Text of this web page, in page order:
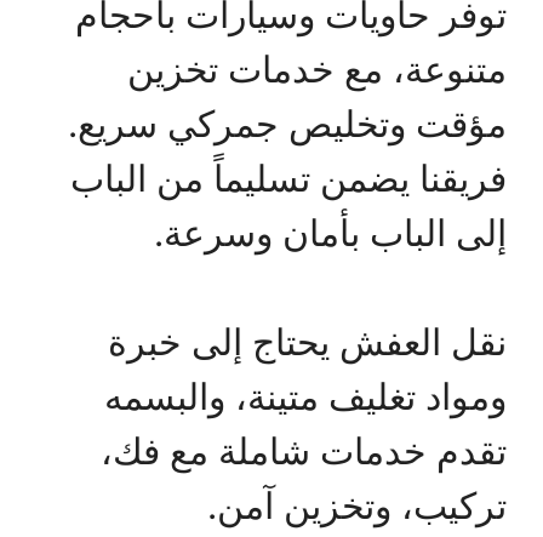
توفر حاويات وسيارات بأحجام
متنوعة، مع خدمات تخزين
مؤقت وتخليص جمركي سريع.
فريقنا يضمن تسليماً من الباب
إلى الباب بأمان وسرعة.
نقل العفش يحتاج إلى خبرة
ومواد تغليف متينة، والبسمه
تقدم خدمات شاملة مع فك،
تركيب، وتخزين آمن.